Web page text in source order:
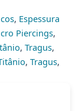
, Espessura
Piercings,
, Tragus,
, Tragus,